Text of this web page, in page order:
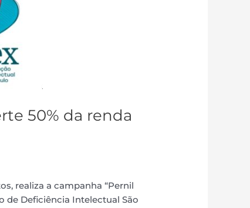
50% da renda
realiza a campanha “Pernil
de Deficiência Intelectual São